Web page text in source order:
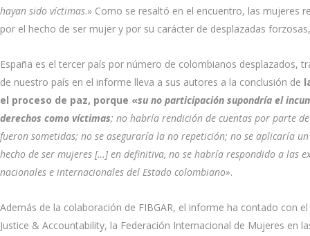
hayan sido víctimas.» Como se resaltó en el encuentro, las mujeres
por el hecho de ser mujer y por su carácter de desplazadas
España es el tercer país por número de colombianos desplazados,
de nuestro país en el informe lleva a sus autores a la conclusión de
el proceso de paz, porque «su no participación supondría el
derechos como víctimas; no habría rendición de cuentas por parte
fueron sometidas; no se aseguraría la no repetición; no se aplicaría
hecho de ser mujeres […] en definitiva, no se habría respondido a las
nacionales e internacionales del Estado colombiano».
Además de la colaboración de FIBGAR, el informe ha contado con
Justice & Accountability, la Federación Internacional de Mujeres en